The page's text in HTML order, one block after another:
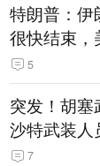
特朗普：
很快结束，
张！伊朗公
5
突发！胡塞
沙特武装人
性空袭
7